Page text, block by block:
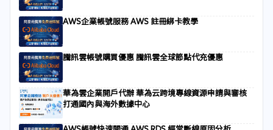
AWS企業帳號服務 AWS 註冊綁卡教學
騰訊雲帳號購買優惠 騰訊雲全球節點代充優惠
華為雲企業開戶代辦 華為云跨境專線資源申請與審核
打通國內與海外數據中心